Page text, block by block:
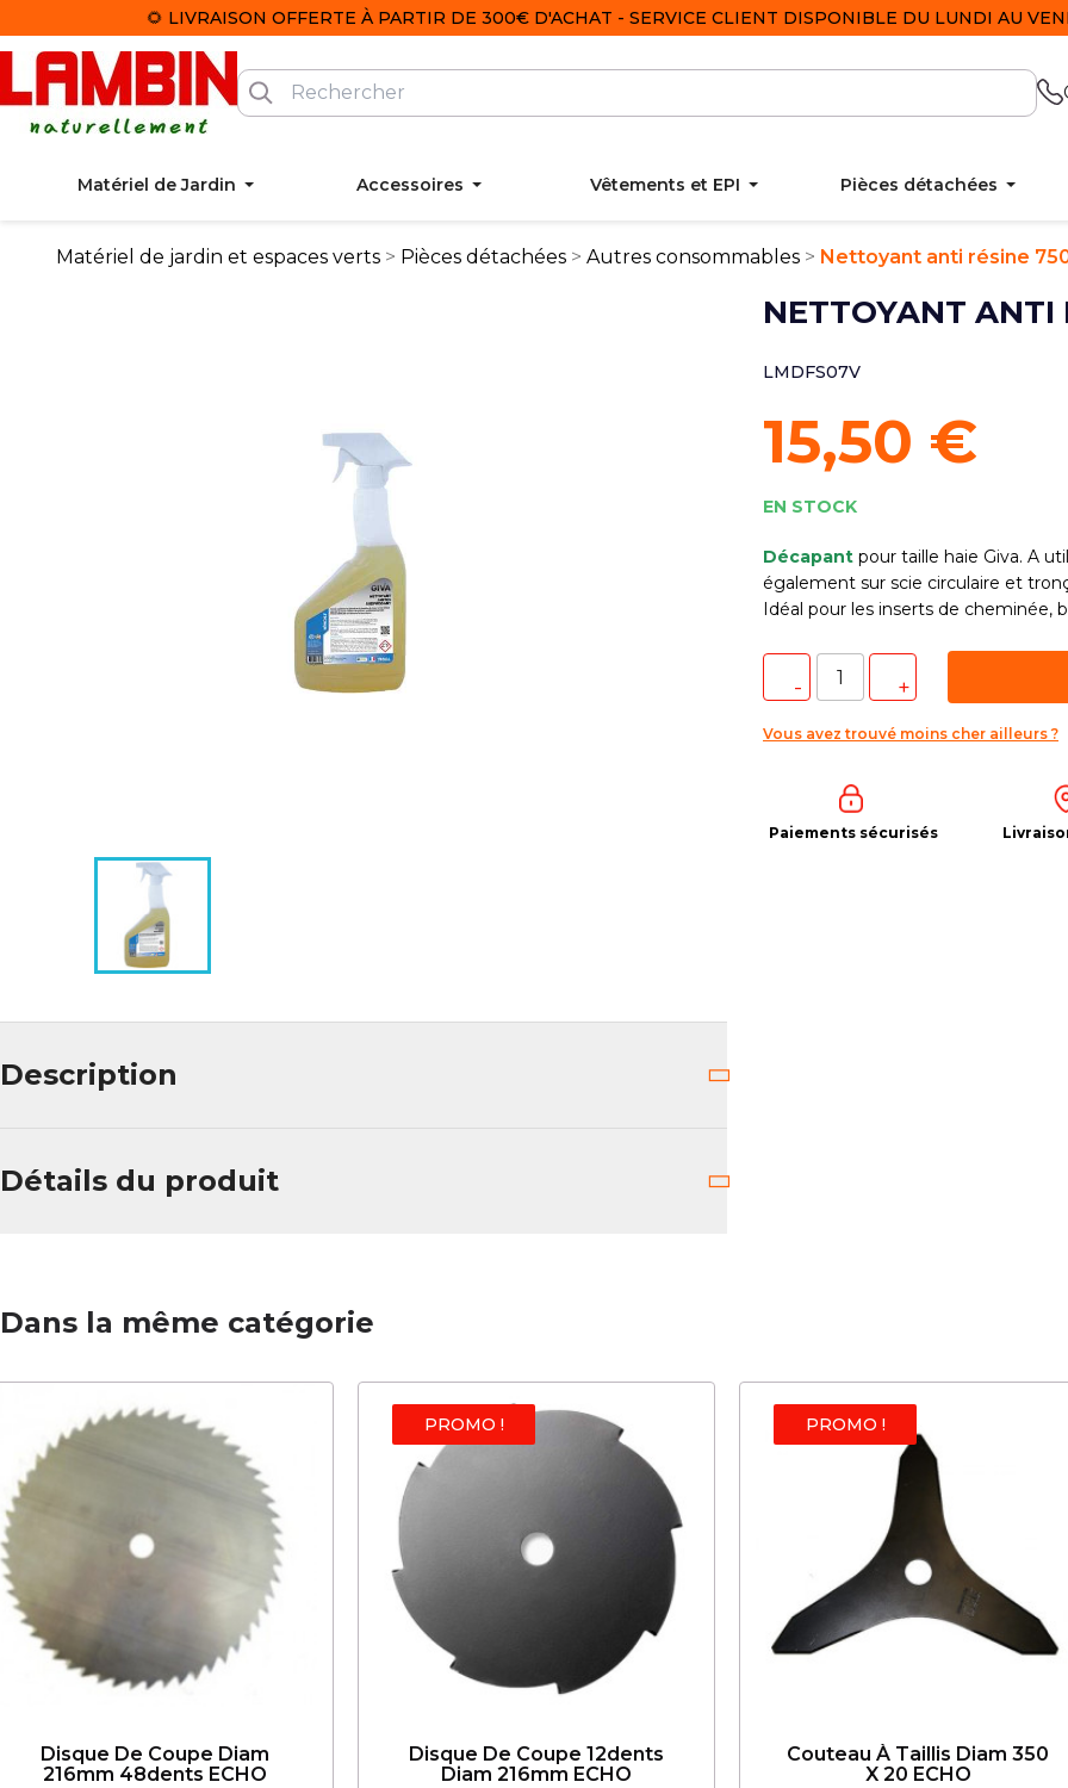
🌻 LIVRAISON OFFERTE À PARTIR DE 300€ D'ACHAT - SERVICE CLIENT DISPONIBLE DU LUNDI AU
Matériel de Jardin Accessoires Vêtements et EPI Pièces détachées
Matériel de jardin et espaces verts Pièces détachées Autres consommables Nettoyant anti résine
NETTOYANT ANTI
LMDFS07V
15,50 €
EN STOCK
Décapant pour taille haie Giva. A
également sur scie circulaire et
Idéal pour les inserts de cheminée,
Vous avez trouvé moins cher ailleurs ?
Paiements sécurisés
Description
Détails du produit
Dans la même catégorie
Disque De Coupe Diam
216mm 48dents ECHO
PROMO !
Disque De Coupe 12dents
Diam 216mm ECHO
PROMO !
Couteau À Taillis Diam 350
X 20 ECHO